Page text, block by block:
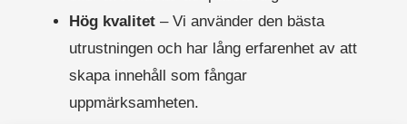
Hög kvalitet– Vi använder den bästa
utrustningen och har lång erfarenhet av att
skapa innehåll som fångar
uppmärksamheten.